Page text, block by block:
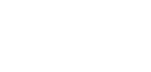
— uznawanego na świecie
wolnych od okrucieństwa.